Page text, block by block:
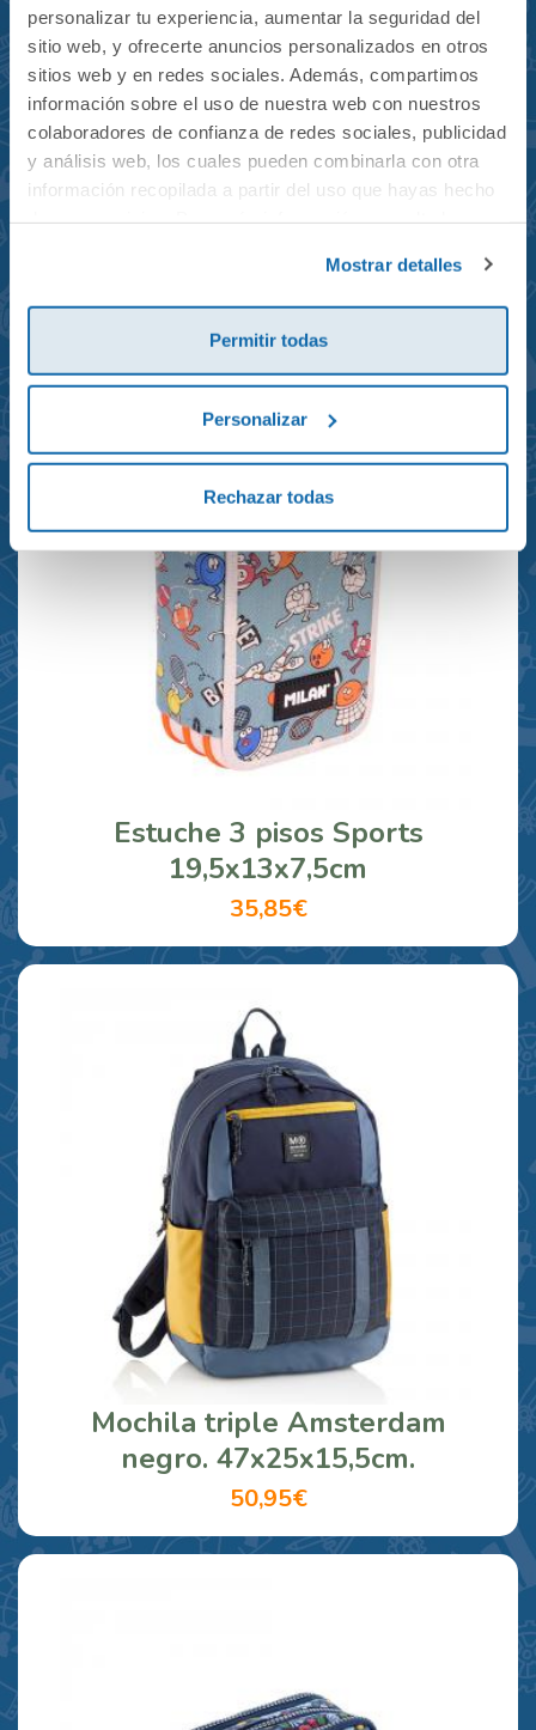
personalizar tu experiencia, aumentar la seguridad del
sitio web, y ofrecerte anuncios personalizados en otros
sitios web y en redes sociales. Además, compartimos
información sobre el uso de nuestra web con nuestros
colaboradores de confianza de redes sociales, publicidad
y análisis web, los cuales pueden combinarla con otra
información recopilada a partir del uso que hayas hecho
Mostrar detalles
Permitir todas
Personalizar
Rechazar todas
reciclada 21x10x28cm
23,95€
Estuche 3 pisos Sports
19,5x13x7,5cm
35,85€
Mochila triple Amsterdam
negro. 47x25x15,5cm.
50,95€